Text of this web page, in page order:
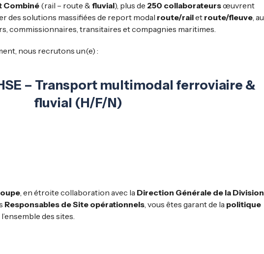
Combiné (rail – route & fluvial), plus de 250 collaborateursœuvrent
des solutions massifiées de report modal route/railet route/fleuve, au
commissionnaires, transitaires et compagnies maritimes.
nous recrutons un(e) :
– Transport multimodal ferroviaire &
fluvial (H/F/N)
, en étroite collaboration avec la Direction Générale de la Division
Responsables de Site opérationnels, vous êtes garant de la politique
des sites.